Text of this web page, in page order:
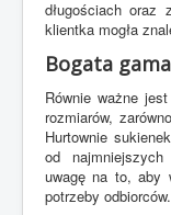
długościach oraz
klientka mogła
Bogata
Równie ważne
rozmiarów,
Hurtownie
od
uwagę na to,
potrzeby odbiorców.